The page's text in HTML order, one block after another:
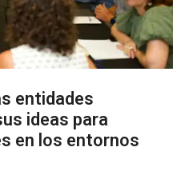
entidades
ideas para
en los entornos